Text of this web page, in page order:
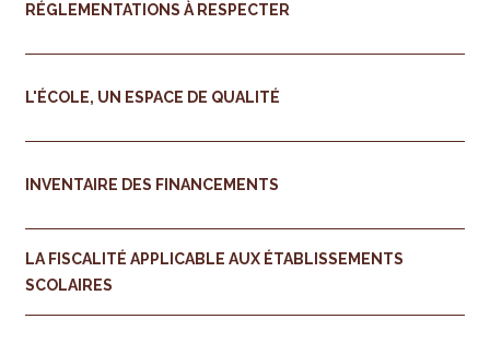
RÉGLEMENTATIONS À RESPECTER
L'ÉCOLE, UN ESPACE DE QUALITÉ
INVENTAIRE DES FINANCEMENTS
LA FISCALITÉ APPLICABLE AUX ÉTABLISSEMENTS
SCOLAIRES